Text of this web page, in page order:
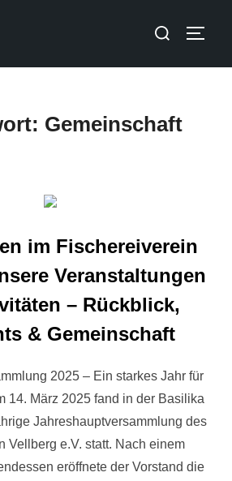
Gemeinschaft
im Fischereiverein
Veranstaltungen
– Rückblick,
& Gemeinschaft
2025 – Ein starkes Jahr für
14. März 2025 fand in der Basilika
Jahreshauptversammlung des
Vellberg e.V. statt. Nach einem
eröffnete der Vorstand die